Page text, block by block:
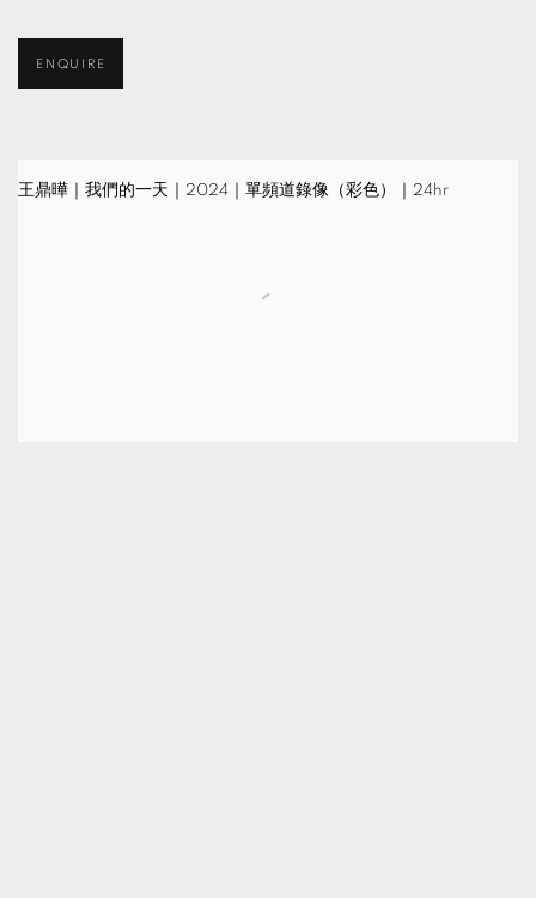
ENQUIRE
王鼎曄｜我們的一天｜2024｜單頻道錄像（彩色）｜24hr